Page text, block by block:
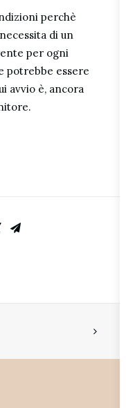
perchè
di un
per ogni
potrebbe essere
avvio è, ancora